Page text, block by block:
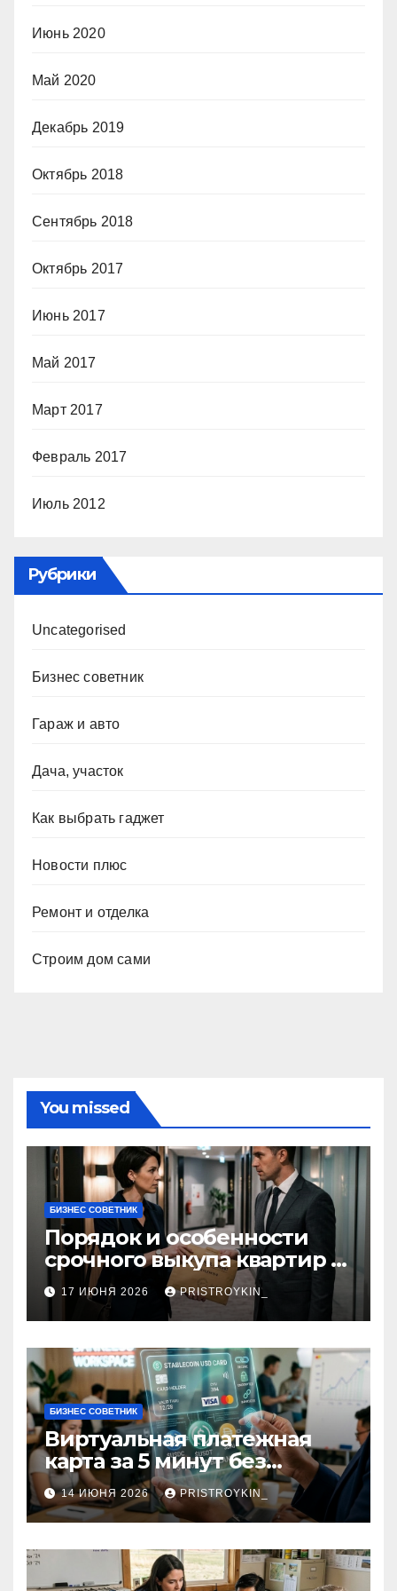
Июнь 2020
Май 2020
Декабрь 2019
Октябрь 2018
Сентябрь 2018
Октябрь 2017
Июнь 2017
Май 2017
Март 2017
Февраль 2017
Июль 2012
Рубрики
Uncategorised
Бизнес советник
Гараж и авто
Дача, участок
Как выбрать гаджет
Новости плюс
Ремонт и отделка
Строим дом сами
You missed
БИЗНЕС СОВЕТНИК
Порядок и особенности
срочного выкупа квартир в
срок 1–3 дня
17 ИЮНЯ 2026 PRISTROYKIN_
БИЗНЕС СОВЕТНИК
Виртуальная платежная
карта за 5 минут без
верификации и участия
банков с пополнением в
долларовом стейблкоине
14 ИЮНЯ 2026 PRISTROYKIN_